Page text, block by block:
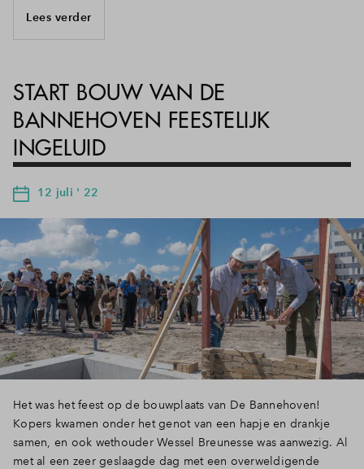
Lees verder
START BOUW VAN DE
BANNEHOVEN FEESTELIJK
INGELUID
12 juli ' 22
Het was het feest op de bouwplaats van De Bannehoven!
Kopers kwamen onder het genot van een hapje en drankje
samen, en ook wethouder Wessel Breunesse was aanwezig. Al
met al een zeer geslaagde dag met een overweldigende